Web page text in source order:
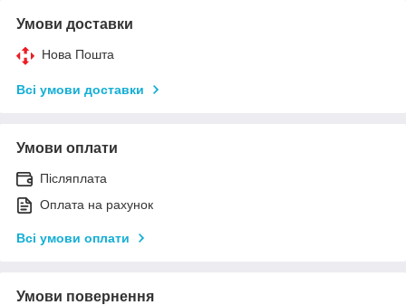
Умови доставки
Нова Пошта
Всі умови доставки
Умови оплати
Післяплата
Оплата на рахунок
Всі умови оплати
Умови повернення